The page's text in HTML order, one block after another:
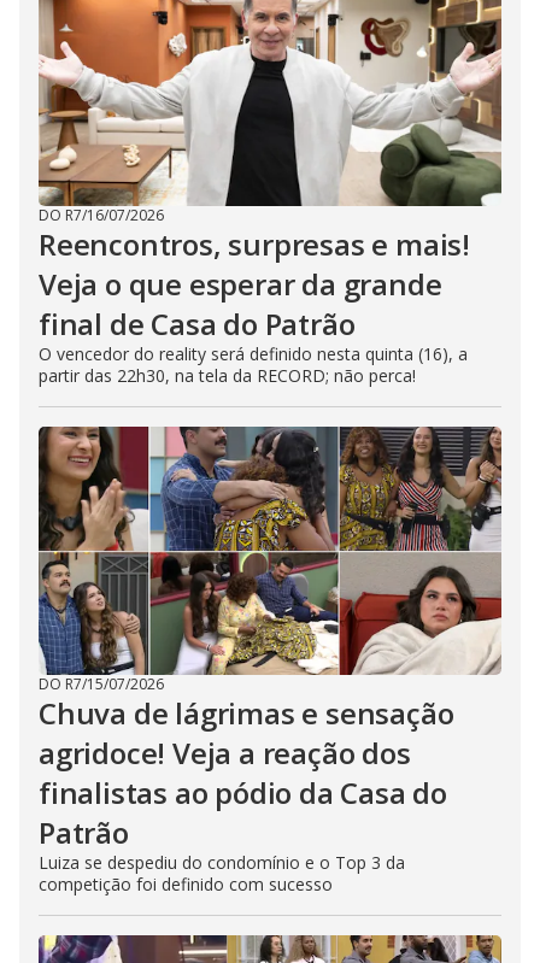
DO R7/16/07/2026
Reencontros, surpresas e mais!
Veja o que esperar da grande
final de Casa do Patrão
O vencedor do reality será definido nesta quinta (16), a
partir das 22h30, na tela da RECORD; não perca!
DO R7/15/07/2026
Chuva de lágrimas e sensação
agridoce! Veja a reação dos
finalistas ao pódio da Casa do
Patrão
Luiza se despediu do condomínio e o Top 3 da
competição foi definido com sucesso